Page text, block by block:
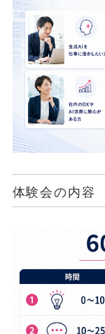
体験会の内容